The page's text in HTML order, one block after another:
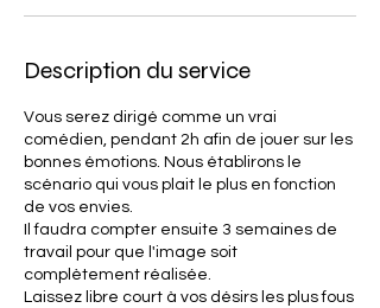
Description du service
Vous serez dirigé comme un vrai
comédien, pendant 2h afin de jouer sur les
bonnes émotions. Nous établirons le
scénario qui vous plait le plus en fonction
de vos envies.
Il faudra compter ensuite 3 semaines de
travail pour que l'image soit
complètement réalisée.
Laissez libre court à vos désirs les plus fous